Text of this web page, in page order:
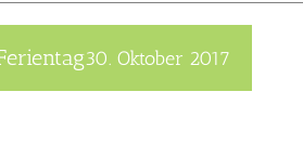
30. Oktober 2017